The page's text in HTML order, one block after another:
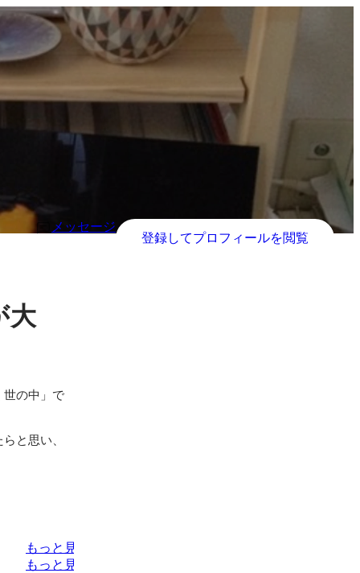
メッセージ
登録してプロフィールを閲覧
大
世の中」で
と思い、
もっと見る
もっと見る